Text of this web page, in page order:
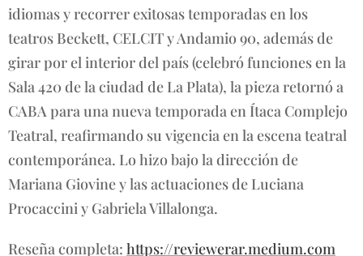
idiomas y recorrer exitosas temporadas en los
teatros Beckett, CELCIT y Andamio 90, además de
girar por el interior del país (celebró funciones en la
Sala 420 de la ciudad de La Plata), la pieza retornó a
CABA para una nueva temporada en Ítaca Complejo
Teatral, reafirmando su vigencia en la escena teatral
contemporánea. Lo hizo bajo la dirección de
Mariana Giovine y las actuaciones de Luciana
Procaccini y Gabriela Villalonga.
Reseña completa: https://reviewerar.medium.com